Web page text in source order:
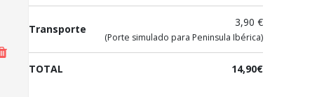
Transporte
3,90 €
(Porte simulado para Peninsula Ibérica)
TOTAL 14,90€